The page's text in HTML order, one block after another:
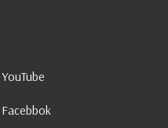
YouTube
Facebbok